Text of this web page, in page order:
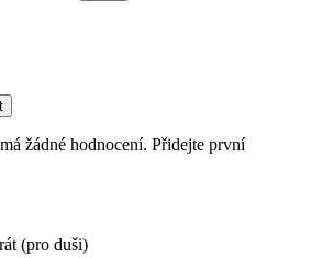
žádné hodnocení. Přidejte první
(pro duši)